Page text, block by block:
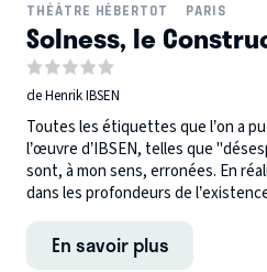
THÉÂTRE HÉBERTOT
PARIS
Solness, le
de Henrik IBSEN
Toutes les étiquettes que l’on a
l’œuvre d’IBSEN, telles que
sont, à mon sens, erronées. En
dans les profondeurs de
En savoir plus